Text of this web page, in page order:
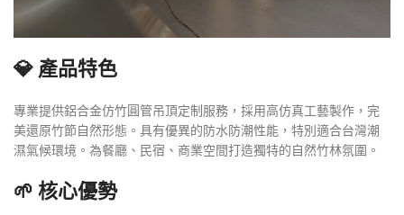
💎 產品特色
專業提供鋁合金仿竹圓管吊頂定制服務，採用高仿真工藝製作，完
美還原竹節自然形態。具有優異的防水防潮性能，特別適合台灣潮
濕氣候環境。為餐廳、民宿、商業空間打造獨特的自然竹林氛圍。
🌱 核心優勢